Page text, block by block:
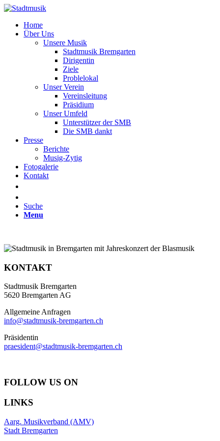
Home
Über Uns
Unsere Musik
Stadtmusik Bremgarten
Dirigentin
Ziele
Problelokal
Unser Verein
Vereinsleitung
Präsidium
Unser Umfeld
Unterstützer der SMB
Die SMB dankt
Presse
Berichte
Musig-Zytig
Fotogalerie
Kontakt
Suche
Menu
KONTAKT
Stadtmusik Bremgarten
5620 Bremgarten AG
Allgemeine Anfragen
info@stadtmusik-bremgarten.ch
Präsidentin
praesident@stadtmusik-bremgarten.ch
FOLLOW US ON
LINKS
Aarg. Musikverband (AMV)
Stadt Bremgarten